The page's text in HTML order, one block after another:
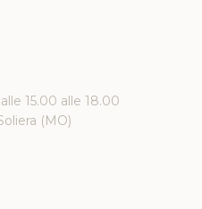
15.00 alle 18.00
(MO)